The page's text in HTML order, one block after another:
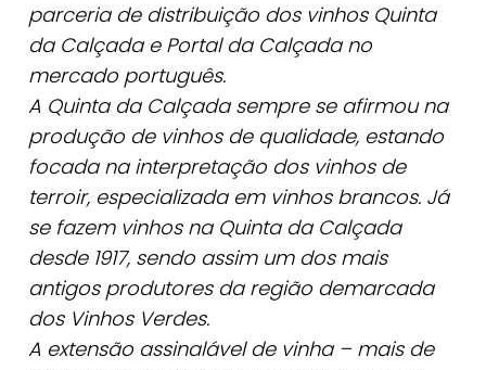
parceria de distribuição dos vinhos Quinta
da Calçada e Portal da Calçada no
mercado português.
A Quinta da Calçada sempre se afirmou na
produção de vinhos de qualidade, estando
focada na interpretação dos vinhos de
terroir, especializada em vinhos brancos. Já
se fazem vinhos na Quinta da Calçada
desde 1917, sendo assim um dos mais
antigos produtores da região demarcada
dos Vinhos Verdes.
A extensão assinalável de vinha – mais de